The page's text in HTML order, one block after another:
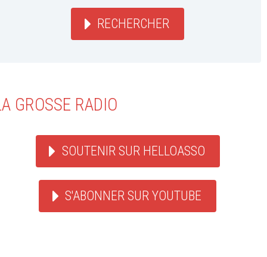
RECHERCHER
GROSSE RADIO
SOUTENIR SUR HELLOASSO
S'ABONNER SUR YOUTUBE